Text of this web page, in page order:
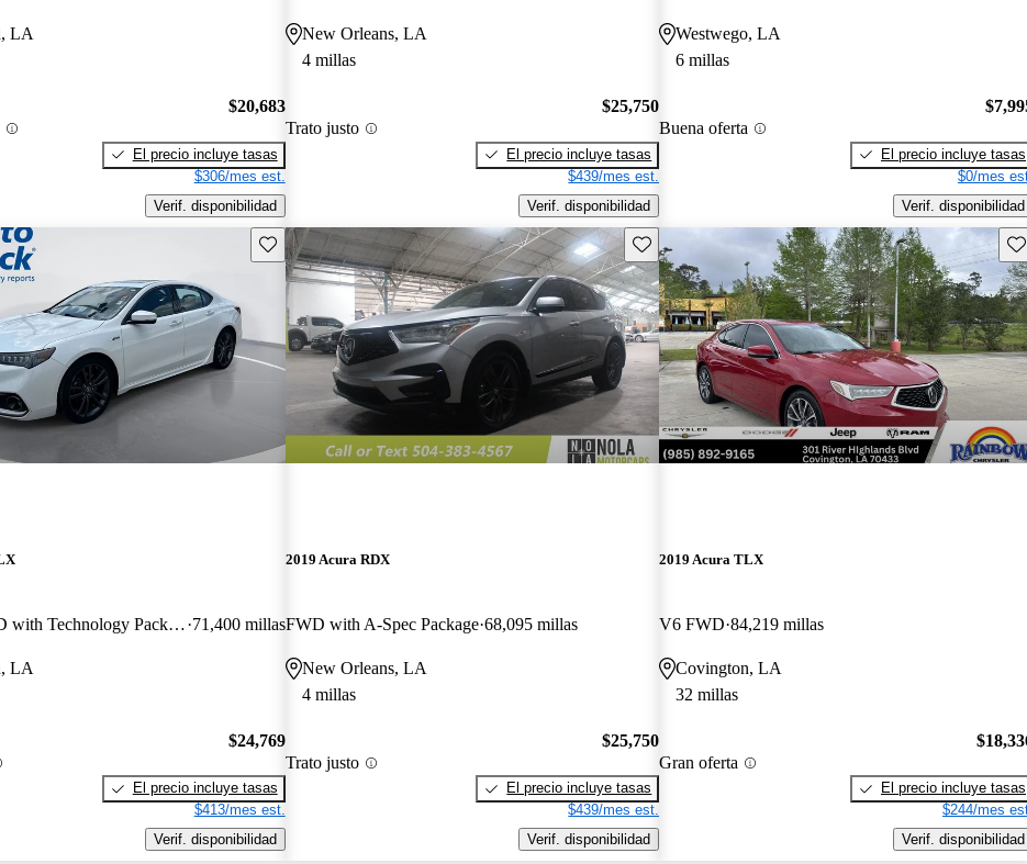
LA
$20,683
El precio incluye tasas
$306/mes est.
Verif. disponibilidad
New Orleans, LA
4 millas
Trato justo
$25,750
El precio incluye tasas
$439/mes est.
Verif. disponibilidad
Westwego, LA
6 millas
Buena oferta
El precio incluye tasas
$0/mes
Verif. disponibilidad
Guarda este Aviso
A-Spec FWD with Technology Package 71,400 millas
LA
$24,769
El precio incluye tasas
$413/mes est.
Verif. disponibilidad
Guarda este Aviso
2019 Acura RDX
FWD with A-Spec Package 68,095 millas
New Orleans, LA
4 millas
Trato justo
$25,750
El precio incluye tasas
$439/mes est.
Verif. disponibilidad
2019 Acura TLX
V6 FWD 84,219 millas
Covington, LA
32 millas
Gran oferta
El precio incluye tasas
$244/mes
Verif. disponibilidad